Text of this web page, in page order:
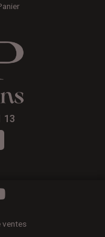
13
ventes